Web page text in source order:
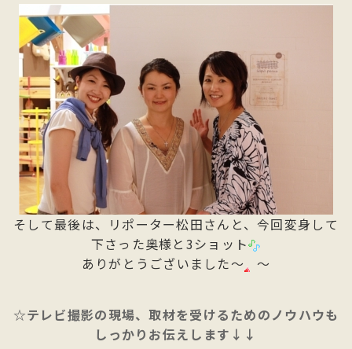
そして最後は、リポーター松田さんと、今回変身して
下さった奥様と3ショット
ありがとうございました～
～
☆テレビ撮影の現場、取材を受けるためのノウハウも
しっかりお伝えします↓↓